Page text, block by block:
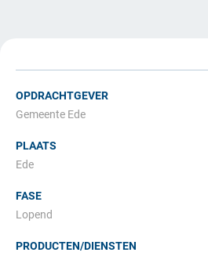
OPDRACHTGEVER
Gemeente Ede
PLAATS
Ede
FASE
Lopend
PRODUCTEN/DIENSTEN